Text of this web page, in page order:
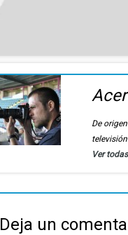
De
Ver
Deja un